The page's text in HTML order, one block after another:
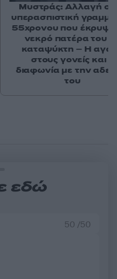
εδώ
50 /50
Μυστράς: Αλλαγή
υπερασπιστική
55χρονου που έκρυψε
νεκρό πατέρα του
καταψύκτη – Η
στους γονείς και η
διαφωνία με την
του